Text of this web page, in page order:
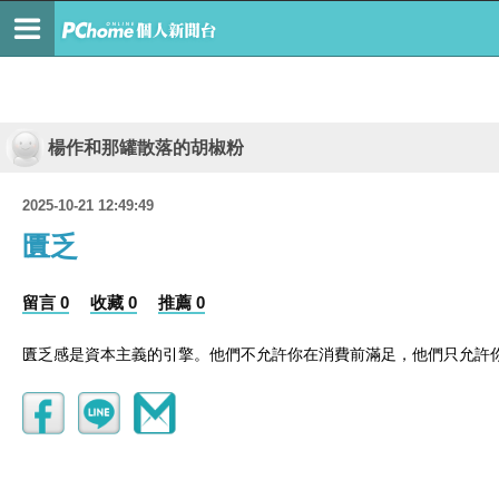
楊作和那罐散落的胡椒粉
2025-10-21 12:49:49
匱乏
留言 0 收藏 0 推薦 0
匱乏感是資本主義的引擎。他們不允許你在消費前滿足，他們只允許